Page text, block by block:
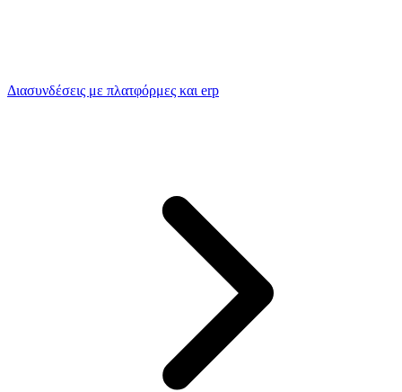
Διασυνδέσεις με πλατφόρμες και erp